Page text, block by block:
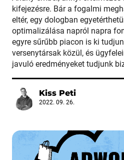
kifejezésre. Bár a fogalmi
eltér, egy dologban
optimalizálása napról napra
egyre sűrűbb piacon is ki
versenytársak közül, és
javuló eredményeket tudjunk
Kiss Peti
2022. 09. 26.